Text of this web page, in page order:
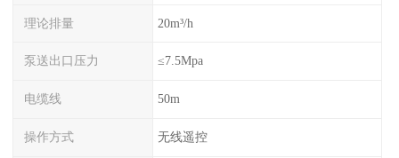
理论排量 20m³/h
泵送出口压力 ≤7.5Mpa
电缆线 50m
操作方式 无线遥控